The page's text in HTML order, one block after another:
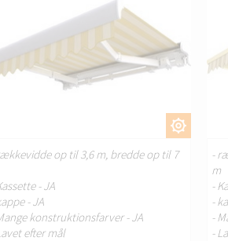
op til 3,6 m, bredde op til 7
- JA
- JA
konstruktionsfarver - JA
efter mål
-
m
-
-
-
-